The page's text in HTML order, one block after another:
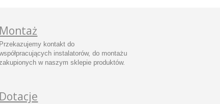
Montaż
Przekazujemy kontakt do
instalatorów, do montażu
w naszym sklepie produktów.
Dotacje